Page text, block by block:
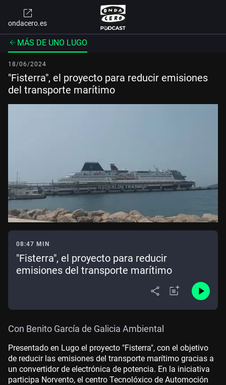
ondacero.es
MÁS DE UNO LUGO
18/06/2024
"Fisterra", el proyecto para reducir emisiones
del transporte marítimo
08:47 MIN
"Fisterra", el proyecto para reducir
emisiones del transporte marítimo
Con Benito García de Galicia Ambiental
Presentado en Lugo el proyecto "Fisterra", con el objetivo
de reducir las emisiones del transporte marítimo gracias a
un convertidor de electrónica de potencia. En la iniciativa
participa Norvento, el centro Tecnolóxico de Automoción